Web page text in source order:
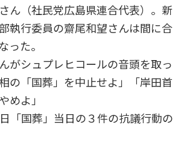
ん（社民党広島県連合代表）。新
執行委員の齋尾和望さんは間に合
った。
がシュプレヒコールの音頭を取っ
の「国葬」を中止せよ」「岸田首
めよ」
「国葬」当日の３件の抗議行動の